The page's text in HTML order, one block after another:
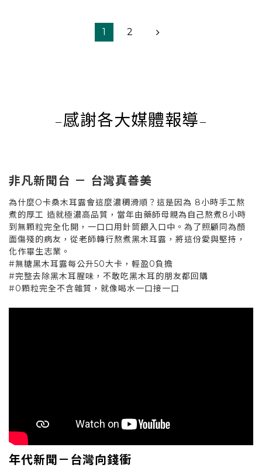
1 2
－ 感謝各大媒體報導 －
非凡新聞台 － 台灣真善美
為什麼O卡桑木耳露會這麼濃稠滑順？這是因為 8小時手工熬
煮的厚工 造就極濃高品質，當年由藥師母親為自己熬煮8小時
到無顆粒完全化開，一口口用針筒餵入口中。為了照顧同為顏
面傷殘的病友，從老師轉行熬煮黑木耳露，將這份愛與堅持，
化作畢生志業。
#無糖黑木耳露每公升50大卡，輕盈0負擔
#完整去除黑木耳腥味，不敢吃黑木耳的朋友都回購
#0顆粒完全不含雜質，就像喝水一口接一口
年代新聞 － 台灣向錢衝